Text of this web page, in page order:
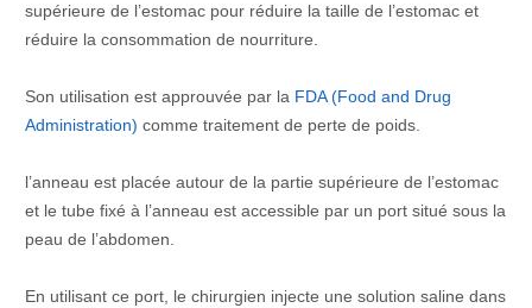
supérieure de l’estomac pour réduire la taille de l’estomac et
réduire la consommation de nourriture.
Son utilisation est approuvée par la FDA (Food and Drug
Administration) comme traitement de perte de poids.
l’anneau est placée autour de la partie supérieure de l’estomac
et le tube fixé à l’anneau est accessible par un port situé sous la
peau de l’abdomen.
En utilisant ce port, le chirurgien injecte une solution saline dans